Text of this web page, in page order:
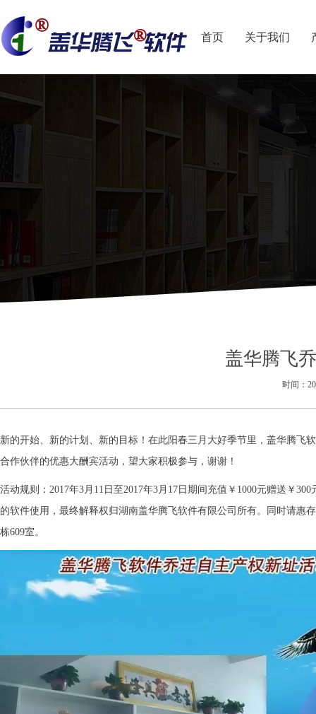
首页 关于我们
盖华腾飞
时间：
新的开始、新的计划、新的目标！在此阳春三月大好季节里，盖华腾飞
合作伙伴的优惠大酬宾活动，望大家积极参与，谢谢！
活动规则：2017年3月11日至2017年3月17日期间充值￥1000元赠送￥
的软件使用，最终解释权归湖南盖华腾飞软件有限公司所有。
同时请惠
栋609室。